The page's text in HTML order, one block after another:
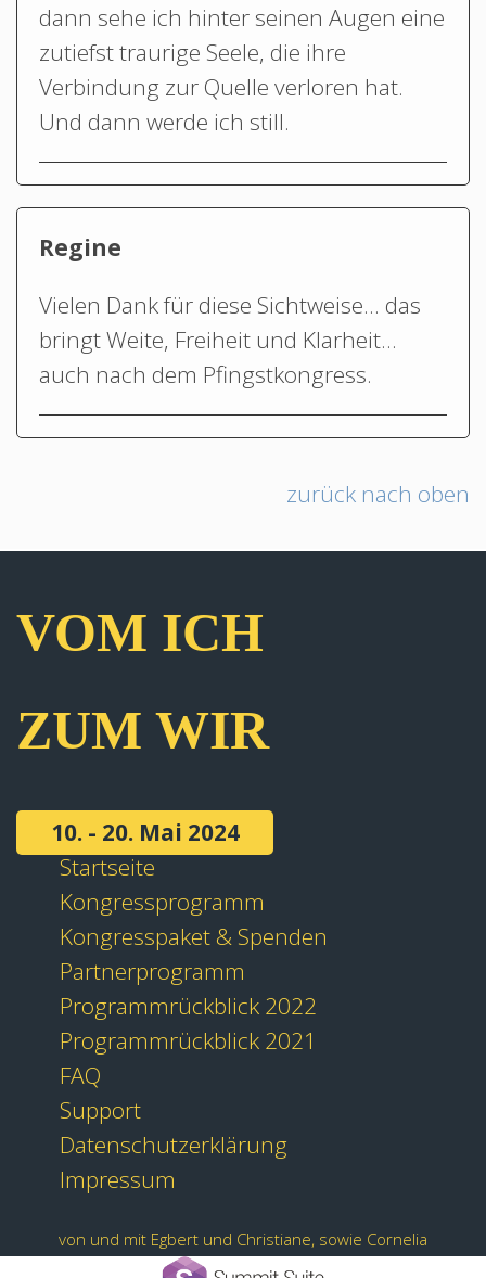
dann sehe ich hinter seinen Augen eine
zutiefst traurige Seele, die ihre
Verbindung zur Quelle verloren hat.
Und dann werde ich still.
Regine
Vielen Dank für diese Sichtweise… das
bringt Weite, Freiheit und Klarheit…
auch nach dem Pfingstkongress.
zurück nach oben
VOM ICH
ZUM WIR
10. - 20. Mai 2024
Startseite
Kongressprogramm
Kongresspaket & Spenden
Partnerprogramm
Programmrückblick 2022
Programmrückblick 2021
FAQ
Support
Datenschutzerklärung
Impressum
von und mit Egbert und Christiane, sowie Cornelia